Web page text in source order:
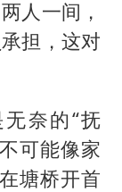
人一间，
担，这对
奈的“抚
可能像家
塘桥开首